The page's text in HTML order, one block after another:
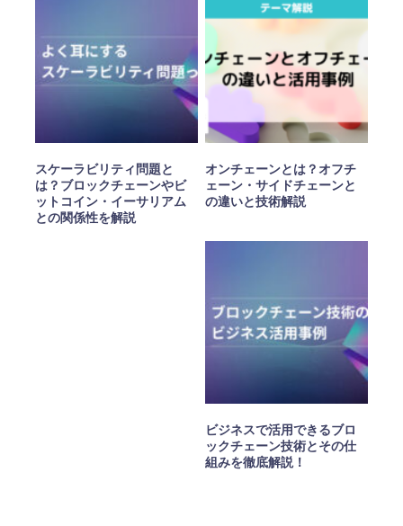
スケーラビリティ問題と
は？ブロックチェーンやビ
ットコイン・イーサリアム
との関係性を解説
オンチェーンとは？オフチ
ェーン・サイドチェーンと
の違いと技術解説
ビジネスで活用できるブロ
ックチェーン技術とその仕
組みを徹底解説！